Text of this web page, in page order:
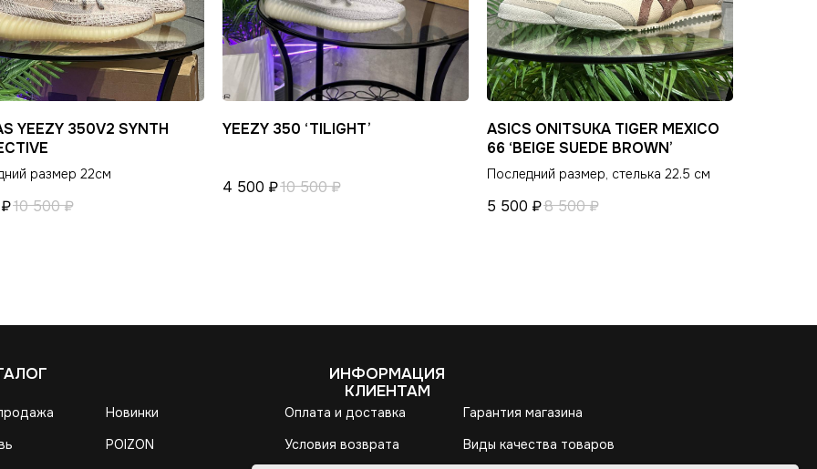
YEEZY 350V2 SYNTH
размер 22см
₽10 500₽
YEEZY 350 ‘TILIGHT’
4 500 ₽10 500₽
ASICS ONITSUKA TIGER MEXICO
66 ‘BEIGE SUEDE BROWN’
Последний размер, стелька 22.5 см
5 500 ₽8 500₽